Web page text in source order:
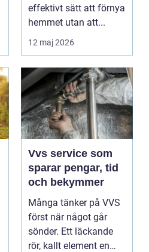
effektivt sätt att förnya
hemmet utan att...
12 maj 2026
Vvs service som
sparar pengar, tid
och bekymmer
Många tänker på VVS
först när något går
sönder. Ett läckande
rör, kallt element en